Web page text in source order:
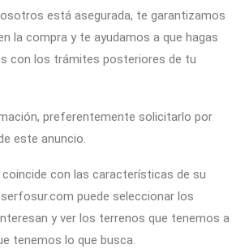
está asegurada, te garantizamos
la compra y te ayudamos a que hagas
con los trámites posteriores de tu
preferentemente solicitarlo por
este anuncio.
con las características de su
puede seleccionar los
y ver los terrenos que tenemos a
tenemos lo que busca.